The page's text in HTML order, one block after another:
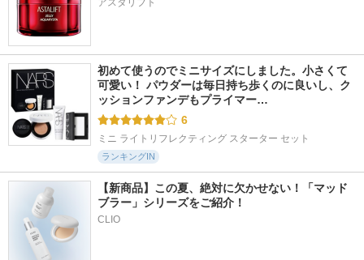
初めて使うのでミニサイズにしました。小さくて
可愛い！ パウダーは毎日持ち歩くのに良いし、ク
ッションファンデもプライマー…
6
ミニ ライトリフレクティング スターター セット
ランキングIN
【新商品】この夏、絶対に欠かせない！「マッド
ブラー」シリーズをご紹介！
CLIO